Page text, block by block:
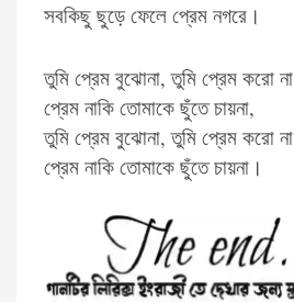
সবকিছু ছুড়ে ফেলে প্রেম নগরে।
তুমি প্রেম বুঝোনা, তুমি প্রেম করো না
প্রেম নাকি তোমাকে ছুঁতে চায়না,
তুমি প্রেম বুঝোনা, তুমি প্রেম করো না
প্রেম নাকি তোমাকে ছুঁতে চায়না।